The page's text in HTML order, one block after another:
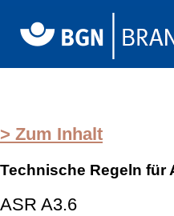
> Zum Inhalt
Technische Regeln für
ASR A3.6